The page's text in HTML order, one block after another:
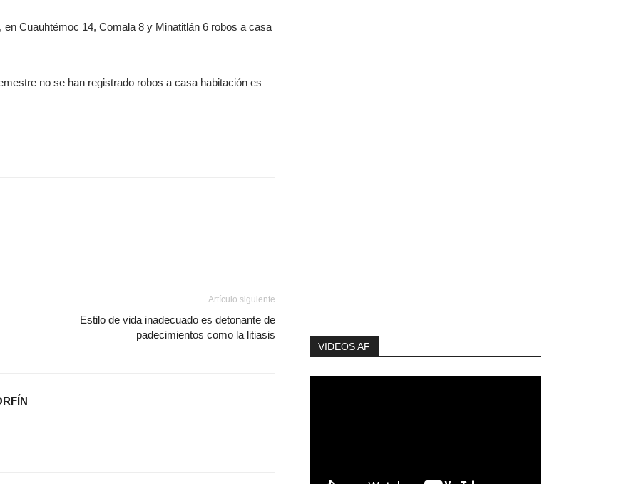
Cuauhtémoc 14, Comala 8 y Minatitlán 6 robos a casa
no se han registrado robos a casa habitación es
Artículo siguiente
Estilo de vida inadecuado es detonante de
padecimientos como la litiasis
VIDEOS AF